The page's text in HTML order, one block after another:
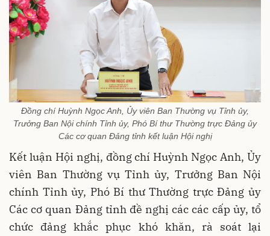
Đồng chí Huỳnh Ngọc Anh, Ủy viên Ban Thường vụ Tỉnh ủy,
Trưởng Ban Nội chính Tỉnh ủy, Phó Bí thư Thường trực Đảng ủy
Các cơ quan Đảng tỉnh kết luận Hội nghị
Kết luận Hội nghị, đồng chí Huỳnh Ngọc Anh, Ủy
viên Ban Thường vụ Tỉnh ủy, Trưởng Ban Nội
chính Tỉnh ủy, Phó Bí thư Thường trực Đảng ủy
Các cơ quan Đảng tỉnh đề nghị các các cấp ủy, tổ
chức đảng khắc phục khó khăn, rà soát lại